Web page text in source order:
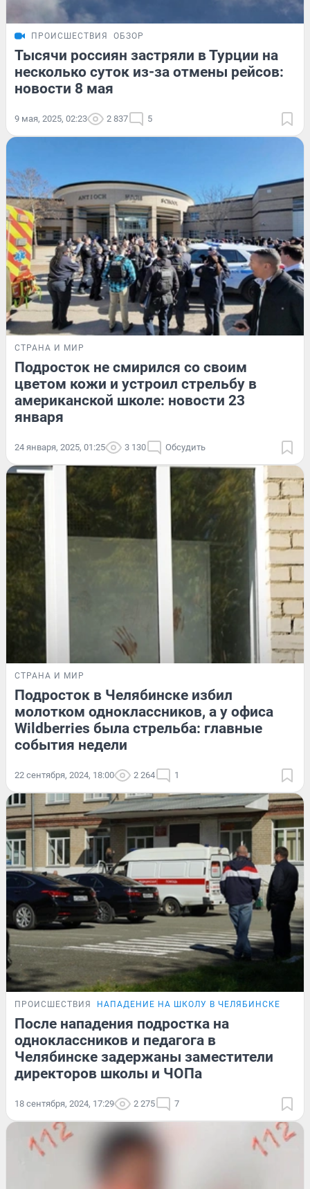
ПРОИСШЕСТВИЯ ОБЗОР
Тысячи россиян застряли в Турции на
несколько суток из-за отмены рейсов:
новости 8 мая
9 мая, 2025, 02:23 2 837 5
СТРАНА И МИР
Подросток не смирился со своим
цветом кожи и устроил стрельбу в
американской школе: новости 23
января
24 января, 2025, 01:25 3 130 Обсудить
СТРАНА И МИР
Подросток в Челябинске избил
молотком одноклассников, а у офиса
Wildberries была стрельба: главные
события недели
22 сентября, 2024, 18:00 2 264 1
ПРОИСШЕСТВИЯ НАПАДЕНИЕ НА ШКОЛУ В ЧЕЛЯБИНСКЕ
После нападения подростка на
одноклассников и педагога в
Челябинске задержаны заместители
директоров школы и ЧОПа
18 сентября, 2024, 17:29 2 275 7